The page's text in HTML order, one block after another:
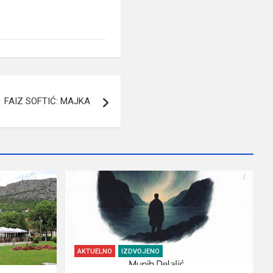
FAIZ SOFTIĆ: MAJKA
AKTUELNO IZDVOJENO